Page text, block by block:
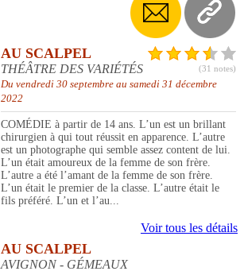
(31 notes)
AU SCALPEL
THÉÂTRE DES VARIÉTÉS
Du vendredi 30 septembre au samedi 31 décembre
2022
COMÉDIE à partir de 14 ans. L’un est un brillant
chirurgien à qui tout réussit en apparence. L’autre
est un photographe qui semble assez content de lui.
L’un était amoureux de la femme de son frère.
L’autre a été l’amant de la femme de son frère.
L’un était le premier de la classe. L’autre était le
fils préféré. L’un et l’au...
Voir tous les détails
AU SCALPEL
AVIGNON - GÉMEAUX